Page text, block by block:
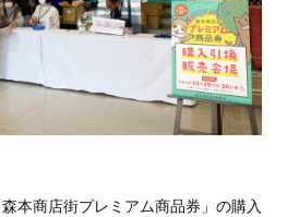
本商店街プレミアム商品券」の購入